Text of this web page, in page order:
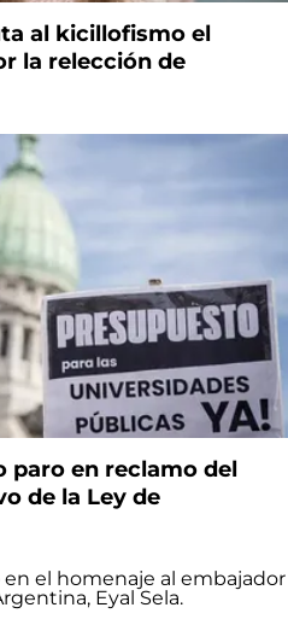
al kicillofismo el
la relección de
paro en reclamo del
de la Ley de